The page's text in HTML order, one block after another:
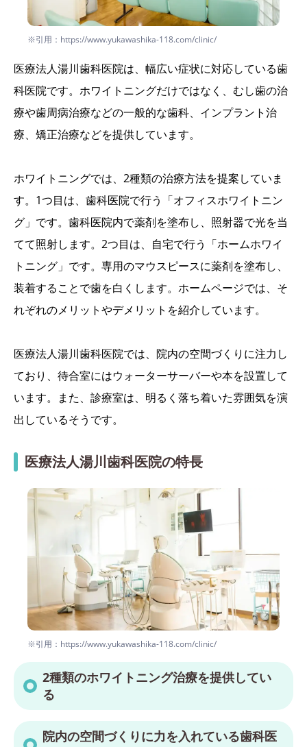
※引用：https://www.yukawashika-118.com/clinic/
医療法人湯川歯科医院は、幅広い症状に対応している歯
科医院です。ホワイトニングだけではなく、むし歯の治
療や歯周病治療などの一般的な歯科、インプラント治
療、矯正治療などを提供しています。
ホワイトニングでは、2種類の治療方法を提案していま
す。1つ目は、歯科医院で行う「オフィスホワイトニン
グ」です。歯科医院内で薬剤を塗布し、照射器で光を当
てて照射します。2つ目は、自宅で行う「ホームホワイ
トニング」です。専用のマウスピースに薬剤を塗布し、
装着することで歯を白くします。ホームページでは、そ
れぞれのメリットやデメリットを紹介しています。
医療法人湯川歯科医院では、院内の空間づくりに注力し
ており、待合室にはウォーターサーバーや本を設置して
います。また、診療室は、明るく落ち着いた雰囲気を演
出しているそうです。
医療法人湯川歯科医院の特長
※引用：https://www.yukawashika-118.com/clinic/
2種類のホワイトニング治療を提供してい
る
院内の空間づくりに力を入れている歯科医